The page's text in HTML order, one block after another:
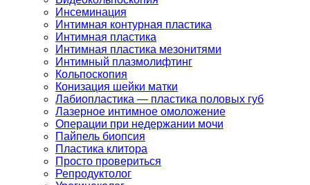
Инсеминация
Интимная контурная пластика
Интимная пластика
Интимная пластика мезонитями
Интимный плазмолифтинг
Кольпоскопия
Конизация шейки матки
Лабиопластика — пластика половых губ
Лазерное интимное омоложение
Операции при недержании мочи
Пайпель биопсия
Пластика клитора
Просто провериться
Репродуктолог